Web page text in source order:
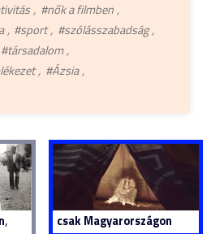
#nők a filmben
#sport
#szólásszabadság
#társadalom
#Ázsia
, csak Magyarországon